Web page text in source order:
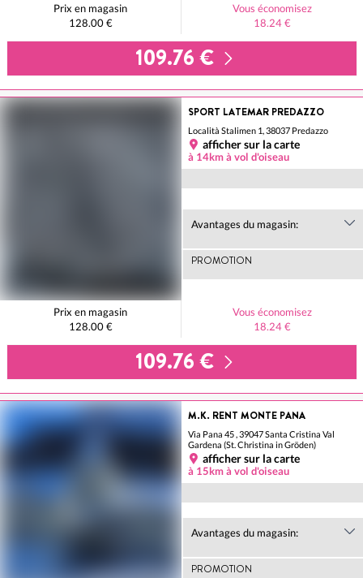
Prix en magasin
128.00 €
Vous économisez
18.24 €
109.76 €
SPORT LATEMAR PREDAZZO
Località Stalimen 1, 38037 Predazzo
afficher sur la carte
à 14km à vol d'oiseau
Avantages du magasin:
PROMOTION
Prix en magasin
128.00 €
Vous économisez
18.24 €
109.76 €
M.K. RENT MONTE PANA
Via Pana 45 , 39047 Santa Cristina Val
Gardena (St. Christina in Gröden)
afficher sur la carte
à 15km à vol d'oiseau
Avantages du magasin:
PROMOTION